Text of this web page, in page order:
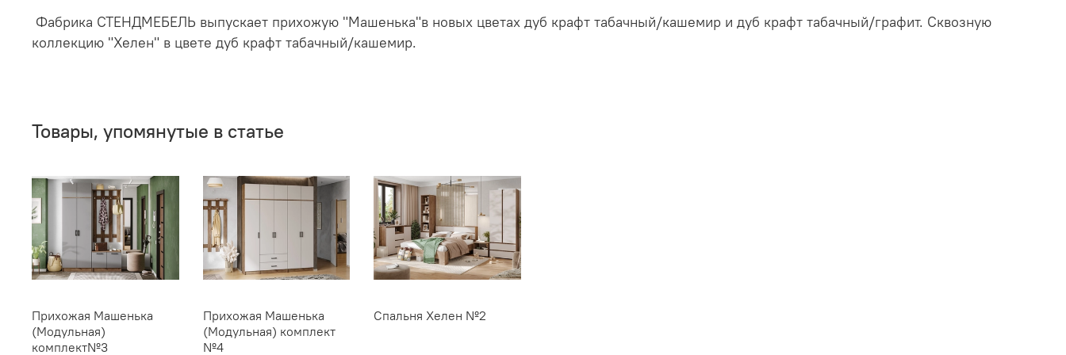
Фабрика СТЕНДМЕБЕЛЬ выпускает прихожую "Машенька"в новых цветах дуб крафт табачный/кашемир и дуб крафт табачный/графит. Сквозную
коллекцию "Хелен" в цвете дуб крафт табачный/кашемир.
Товары, упомянутые в статье
Прихожая Машенька
(Модульная)
комплект№3
Прихожая Машенька
(Модульная) комплект
№4
Спальня Хелен №2